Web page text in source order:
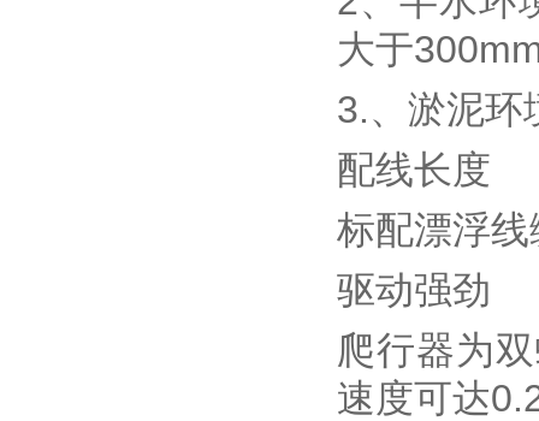
大于
3.、淤泥环
配线长度
标配漂浮
驱动强劲
爬行器为
速度可达